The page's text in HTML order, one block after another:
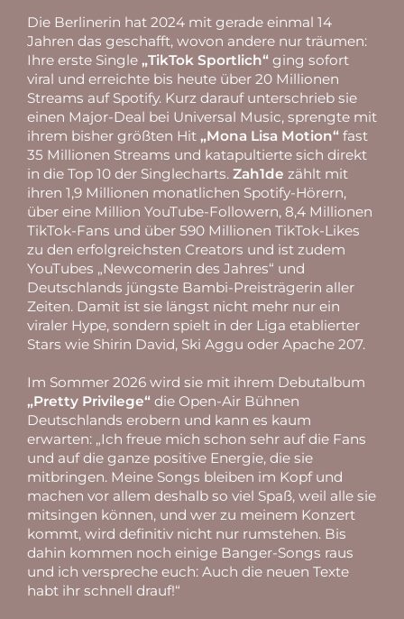
Die Berlinerin hat 2024 mit gerade einmal 14
Jahren das geschafft, wovon andere nur träumen:
Ihre erste Single „TikTok Sportlich“ ging sofort
viral und erreichte bis heute über 20 Millionen
Streams auf Spotify. Kurz darauf unterschrieb sie
einen Major-Deal bei Universal Music, sprengte mit
ihrem bisher größten Hit „Mona Lisa Motion“ fast
35 Millionen Streams und katapultierte sich direkt
in die Top 10 der Singlecharts. Zah1de zählt mit
ihren 1,9 Millionen monatlichen Spotify-Hörern,
über eine Million YouTube-Followern, 8,4 Millionen
TikTok-Fans und über 590 Millionen TikTok-Likes
zu den erfolgreichsten Creators und ist zudem
YouTubes „Newcomerin des Jahres“ und
Deutschlands jüngste Bambi-Preisträgerin aller
Zeiten. Damit ist sie längst nicht mehr nur ein
viraler Hype, sondern spielt in der Liga etablierter
Stars wie Shirin David, Ski Aggu oder Apache 207.
Im Sommer 2026 wird sie mit ihrem Debutalbum
„Pretty Privilege“ die Open-Air Bühnen
Deutschlands erobern und kann es kaum
erwarten: „Ich freue mich schon sehr auf die Fans
und auf die ganze positive Energie, die sie
mitbringen. Meine Songs bleiben im Kopf und
machen vor allem deshalb so viel Spaß, weil alle sie
mitsingen können, und wer zu meinem Konzert
kommt, wird definitiv nicht nur rumstehen. Bis
dahin kommen noch einige Banger-Songs raus
und ich verspreche euch: Auch die neuen Texte
habt ihr schnell drauf!“